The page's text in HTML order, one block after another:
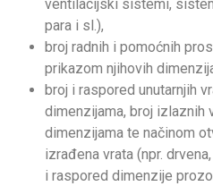
ventilacijski sistemi,
para i sl.),
broj radnih i pomoćnih
prikazom njihovih
broj i raspored unutarnjih
dimenzijama, broj izlaznih
dimenzijama te načinom
izrađena vrata (npr.
i raspored dimenzije